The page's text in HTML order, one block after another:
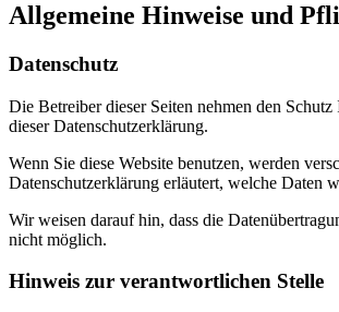
Allgemeine Hinweise und
Datenschutz
Die Betreiber dieser Seiten nehmen den
dieser Datenschutzerklärung.
Wenn Sie diese Website benutzen, werden
Datenschutzerklärung erläutert, welche Daten
Wir weisen darauf hin, dass die
nicht möglich.
Hinweis zur verantwortlichen Stelle